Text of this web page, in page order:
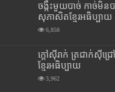
ចង្កឹះមួយបាច់ កាច់មិន
សុភាសិតខ្មែរអធិប្បាយ
6,858
ក្តៅស៊ីរាក់ ត្រជាក់ស៊ីជ្
ខ្មែរអធិប្បាយ
3,962